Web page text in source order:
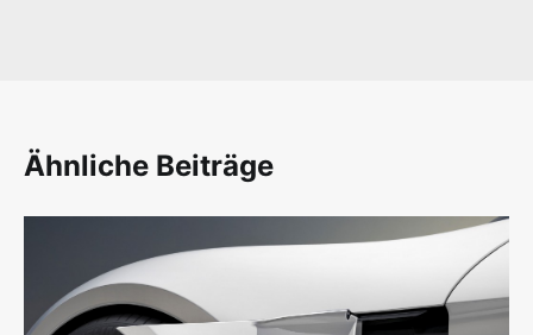
Ähnliche Beiträge